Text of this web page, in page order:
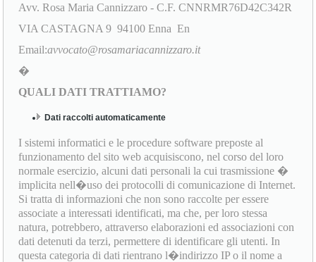
Avv. Rosa Maria Cannizzaro - C.F. CNNRMR76D42C342R
VIA CASTAGNA 9 94100 Enna En
Email:avvocato@rosamariacannizzaro.it
�
QUALI DATI TRATTIAMO?
Dati raccolti automaticamente
I sistemi informatici e le procedure software preposte al
funzionamento del sito web acquisiscono, nel corso del loro
normale esercizio, alcuni dati personali la cui trasmissione �
implicita nell�uso dei protocolli di comunicazione di Internet.
Si tratta di informazioni che non sono raccolte per essere
associate a interessati identificati, ma che, per loro stessa
natura, potrebbero, attraverso elaborazioni ed associazioni con
dati detenuti da terzi, permettere di identificare gli utenti. In
questa categoria di dati rientrano l�indirizzo IP o il nome a